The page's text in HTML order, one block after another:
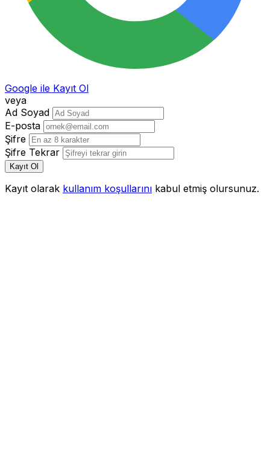
Google ile Kayıt Ol
veya
Ad Soyad
E-posta
Şifre
Şifre Tekrar
Kayıt Ol
Kayıt olarak kullanım koşullarını kabul etmiş olursunuz.